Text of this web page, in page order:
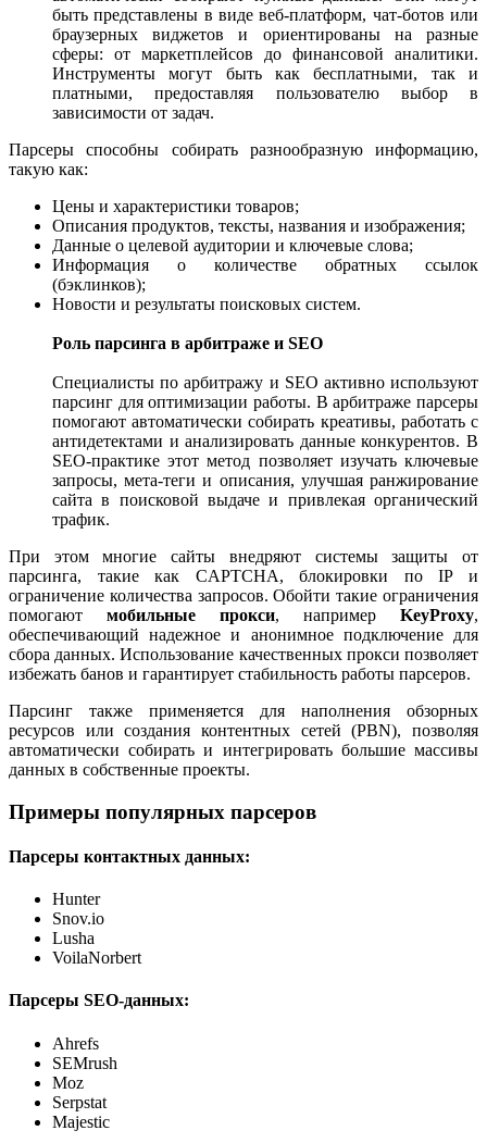
быть представлены в виде веб-платформ, чат-ботов или
браузерных виджетов и ориентированы на разные
сферы: от маркетплейсов до финансовой аналитики.
Инструменты могут быть как бесплатными, так и
платными, предоставляя пользователю выбор в
зависимости от задач.
Парсеры способны собирать разнообразную информацию,
такую как:
Цены и характеристики товаров;
Описания продуктов, тексты, названия и изображения;
Данные о целевой аудитории и ключевые слова;
Информация о количестве обратных ссылок
(бэклинков);
Новости и результаты поисковых систем.
Роль парсинга в арбитраже и SEO
Специалисты по арбитражу и SEO активно используют
парсинг для оптимизации работы. В арбитраже парсеры
помогают автоматически собирать креативы, работать с
антидетектами и анализировать данные конкурентов. В
SEO-практике этот метод позволяет изучать ключевые
запросы, мета-теги и описания, улучшая ранжирование
сайта в поисковой выдаче и привлекая органический
трафик.
При этом многие сайты внедряют системы защиты от
парсинга, такие как CAPTCHA, блокировки по IP и
ограничение количества запросов. Обойти такие ограничения
помогают мобильные прокси, например KeyProxy,
обеспечивающий надежное и анонимное подключение для
сбора данных. Использование качественных прокси позволяет
избежать банов и гарантирует стабильность работы парсеров.
Парсинг также применяется для наполнения обзорных
ресурсов или создания контентных сетей (PBN), позволяя
автоматически собирать и интегрировать большие массивы
данных в собственные проекты.
Примеры популярных парсеров
Парсеры контактных данных:
Hunter
Snov.io
Lusha
VoilaNorbert
Парсеры SEO-данных:
Ahrefs
SEMrush
Moz
Serpstat
Majestic